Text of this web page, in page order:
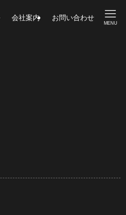
会社案内 お問い合わせ
MENU